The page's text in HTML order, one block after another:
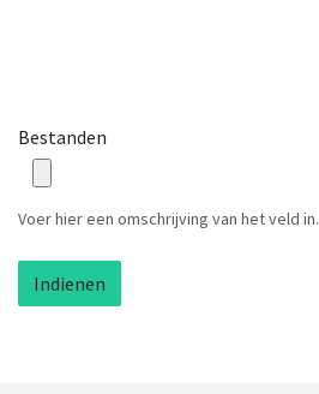
Bestanden
Voer hier een omschrijving van het veld in.
Indienen